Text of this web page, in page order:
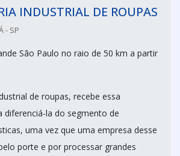
INDUSTRIAL DE ROUPAS
- SP
São Paulo no raio de 50 km a partir
de roupas, recebe essa
diferenciá-la do segmento de
uma vez que uma empresa desse
porte e por processar grandes